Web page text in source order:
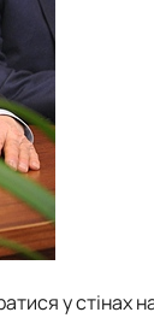
у стінах